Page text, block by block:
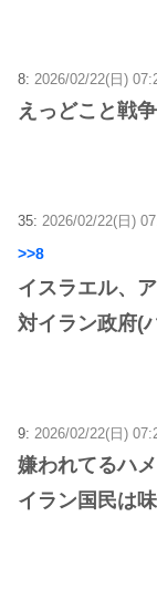
8: 2026/02/22(日)
えっどこと戦
35: 2026/02/22(日)
>>8
イスラエル、
対イラン政府(
9: 2026/02/22(日)
嫌われてるハ
イラン国民は